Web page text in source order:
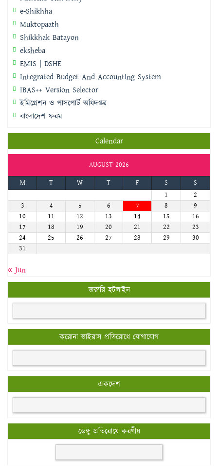
e-Shikhha
Muktopaath
Shikkhak Batayon
eksheba
EMIS | DSHE
Integrated Budget And Accounting System
IBAS++ Version Selector
ইমিগ্রেশন ও পাসপোর্ট অধিদপ্তর
বাংলাদেশ ফরম
Calendar
AUGUST 2026
M
T W T F S
S
1
2
3
4 5 6 7 8
9
10
11 12 13 14 15
16
17
18 19 20 21 22
23
24
25 26 27 28 29
30
31
« Jun
জরুরি হটলাইন
করোনা ভাইরাস প্রতিরোধে যোগাযোগ
একদেশ
ডেঙ্গু প্রতিরোধে করণীয়